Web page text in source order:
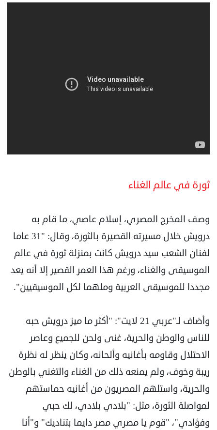
ثورة في عالم الغناء
وصف المخرج المصري، إسلام عاصي، ما قام به
درويش خلال مسيرته القصيرة بالثورة، وقال: "31 عاما
لفنان الشعب سيد درويش كانت بمنزلة ثورة في عالم
الموسيقى والغناء، ورغم هذا العمر القصير إلا أنه يعد
مجددا للموسيقى العربية وملهما لكل الموسيقيين".
وأضاف لـ"عربي 21 لايت": "أكثر ما ميز درويش حبه
للناس والوطن والحرية، غنى ولحن للجميع وعاصر
الاحتلال وقاومه بأغانيه وألحانه، وكان ينظر له نظرة
ريبة وخوف، ولم يمنعه ذلك من الغناء والتغني بالوطن
والحرية، واستلهم المصريون من أغانيه حماستهم
لمواصلة الثورة، مثل: "بلادي بلادي، لك حبي
وفؤادي"، "قوم يا مصري مصر دايما بتناديك" و"أنا